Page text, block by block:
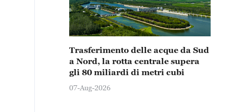
Trasferimento delle acque da Sud
a Nord, la rotta centrale supera
gli 80 miliardi di metri cubi
07-Aug-2026